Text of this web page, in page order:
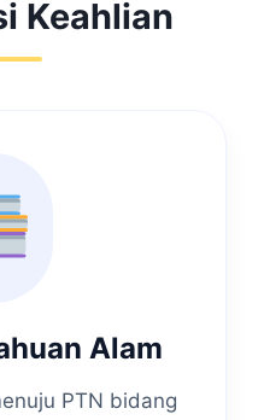
Keahlian
Alam
PTN bidang